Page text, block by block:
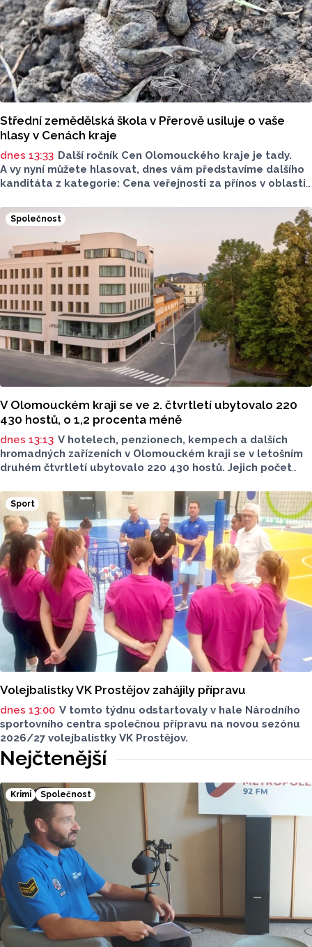
Střední zemědělská škola v Přerově usiluje o vaše
hlasy v Cenách kraje
dnes 13:33 Další ročník Cen Olomouckého kraje je tady.
A vy nyní můžete hlasovat, dnes vám představíme dalšího
kanditáta z kategorie: Cena veřejnosti za přínos v oblasti
v Přerově, která má nominaci v kategorii: Významný počin
v ochraně životního prostředí - právnická osoba.
Společnost
V Olomouckém kraji se ve 2. čtvrtletí ubytovalo 220
430 hostů, o 1,2 procenta méně
dnes 13:13 V hotelech, penzionech, kempech a dalších
hromadných zařízeních v Olomouckém kraji se v letošním
druhém čtvrtletí ubytovalo 220 430 hostů. Jejich počet
přibylo ubytovaných cizinců, kterých bylo 45 548,
meziročně o 9,1 procenta více. Naopak domácích hostů
v regionu ubylo, kraj v tomto období navštívilo 174 882
turistů, což bylo meziročně o 3,6 procenta méně. Celkový
počet přenocování v kraji klesl o 4,7 procenta. Údaje
dnes zveřejnil Český statistický úřad (ČSÚ).
Sport
Volejbalistky VK Prostějov zahájily přípravu
dnes 13:00 V tomto týdnu odstartovaly v hale Národního
sportovního centra společnou přípravu na novou sezónu
2026/27 volejbalistky VK Prostějov.
Nejčtenější
Krimi Společnost